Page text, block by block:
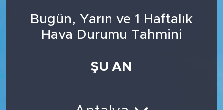
Bugün, Yarın ve 1 Haftalık
Hava Durumu Tahmini
ŞU AN